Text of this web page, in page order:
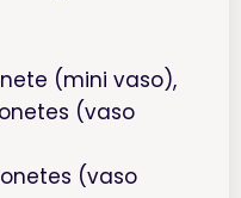
(mini vaso),
(vaso
(vaso